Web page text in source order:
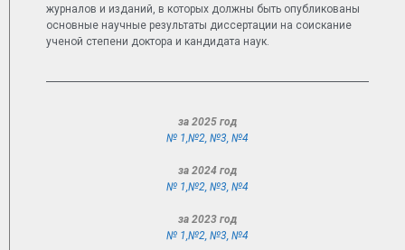
журналов и изданий, в которых должны быть опубликованы
основные научные результаты диссертации на соискание
ученой степени доктора и кандидата наук.
за 2025 год
№ 1, №2 №3 №4
за 2024 год
№ 1, №2 №3 №4
за 2023 год
№ 1, №2 №3 №4